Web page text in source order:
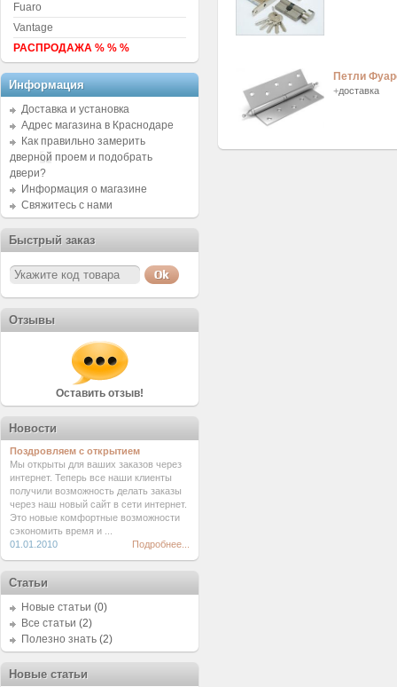
Петли
+доставка
Fuaro
Vantage
РАСПРОДАЖА % % %
Информация
Доставка и установка
Адрес магазина в Краснодаре
Как правильно замерить
дверной проем и подобрать
двери?
Информация о магазине
Свяжитесь с нами
Быстрый заказ
Отзывы
Оставить отзыв!
Новости
Поздровляем с открытием
Мы открыты для ваших заказов через
интернет. Теперь все наши клиенты
получили возможность делать заказы
через наш новый сайт в сети интернет.
Это новые комфортные возможности
сэкономить время и ...
01.01.2010
Подробнее...
Статьи
Новые статьи (0)
Все статьи (2)
Полезно знать (2)
Новые статьи